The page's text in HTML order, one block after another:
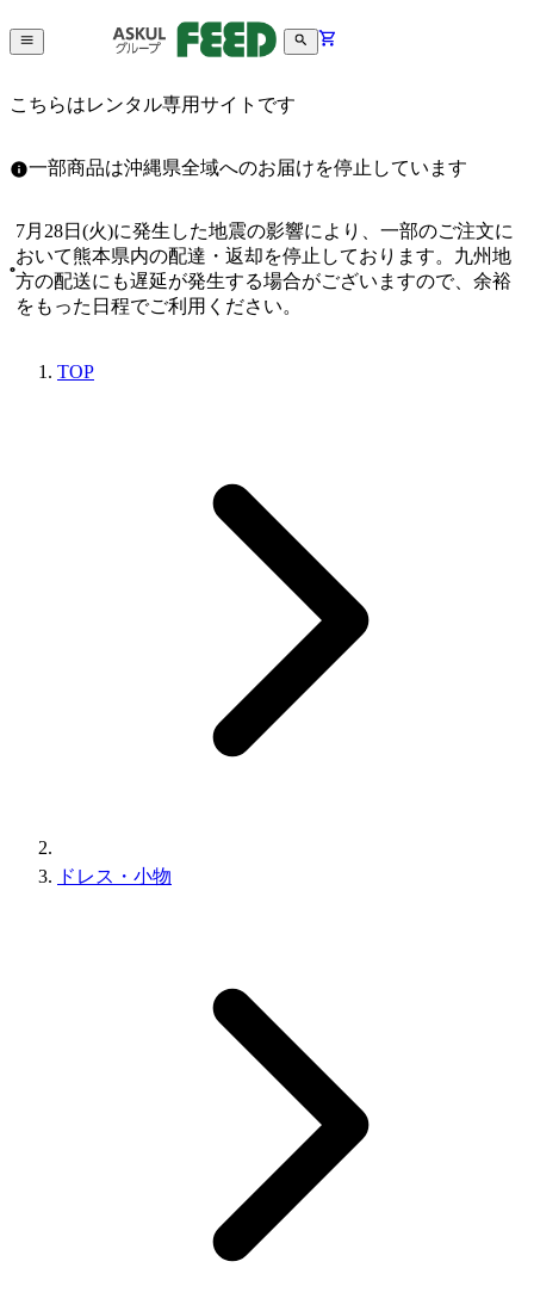
こちらはレンタル専用サイトです
一部商品は沖縄県全域へのお届けを停止しています
7月28日(火)に発生した地震の影響により、一部のご注文に
おいて熊本県内の配達・返却を停止しております。九州地
方の配送にも遅延が発生する場合がございますので、余裕
をもった日程でご利用ください。
TOP
ドレス・小物